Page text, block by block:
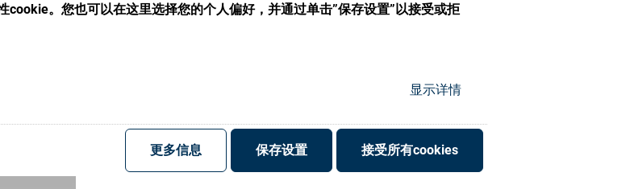
cookie。您也可以在这里选择您的个人偏好，并通过单击”保存设置”以接受或拒
显示详情
更多信息 保存设置 接受所有cookies
的各种眼镜光学耗材